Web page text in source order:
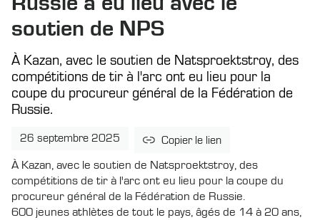
soutien de NPS
À Kazan, avec le soutien de Natsproektstroy, des
compétitions de tir à l'arc ont eu lieu pour la
coupe du procureur général de la Fédération de
Russie.
26 septembre 2025 Copier le lien
À Kazan, avec le soutien de Natsproektstroy, des
compétitions de tir à l'arc ont eu lieu pour la coupe du
procureur général de la Fédération de Russie.
600 jeunes athlètes de tout le pays, âgés de 14 à 20 ans,